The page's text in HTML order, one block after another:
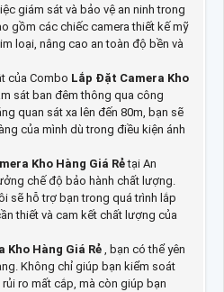
giám sát và bảo vệ an ninh trong
gồm các chiếc camera thiết kế mỹ
loại, nâng cao an toàn độ bền và
của Combo Lắp Đặt Camera Kho
sát ban đêm thông qua công
quan sát xa lên đến 80m, bạn sẽ
của mình dù trong điều kiện ánh
Kho Hàng Giá Rẻtại An
chế độ bảo hành chất lượng.
sẽ hỗ trợ bạn trong quá trình lắp
thiết và cam kết chất lượng của
Kho Hàng Giá Rẻ , bạn có thể yên
Không chỉ giúp bạn kiểm soát
ro mất cắp, mà còn giúp bạn